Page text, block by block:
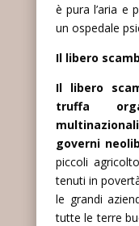
è pura l’aria e
un ospedale
Il libero
Il libero
truffa
governi
piccoli
tenuti in
le grandi
tutte le terre